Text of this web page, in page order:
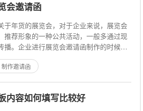
会邀请函
年货的展览会，对于企业来说，展览会
推荐形象的一种公共活动，一般多通过现
播。企业进行展览会邀请函制作的时候，
遇柬你邀请函
制作邀请函
内容如何填写比较好